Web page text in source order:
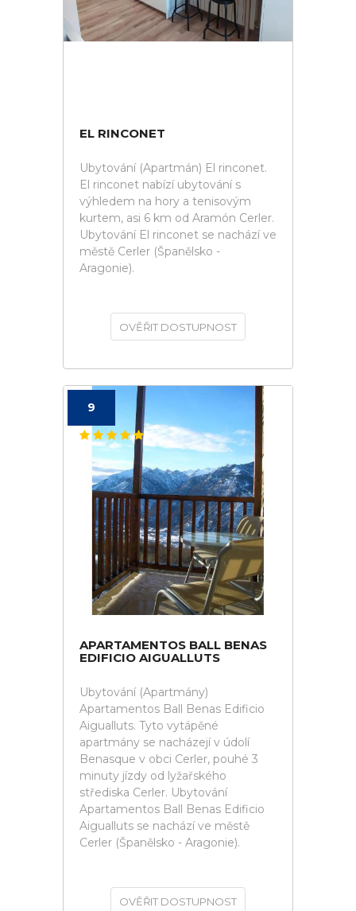
EL RINCONET
Ubytování (Apartmán) El rinconet.
El rinconet nabízí ubytování s
výhledem na hory a tenisovým
kurtem, asi 6 km od Aramón Cerler.
Ubytování El rinconet se nachází ve
městě Cerler (Španělsko -
Aragonie).
OVĚŘIT DOSTUPNOST
9
APARTAMENTOS BALL BENAS
EDIFICIO AIGUALLUTS
Ubytování (Apartmány)
Apartamentos Ball Benas Edificio
Aigualluts. Tyto vytápěné
apartmány se nacházejí v údolí
Benasque v obci Cerler, pouhé 3
minuty jízdy od lyžařského
střediska Cerler. Ubytování
Apartamentos Ball Benas Edificio
Aigualluts se nachází ve městě
Cerler (Španělsko - Aragonie).
OVĚŘIT DOSTUPNOST